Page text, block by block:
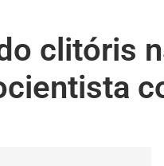
clitóris